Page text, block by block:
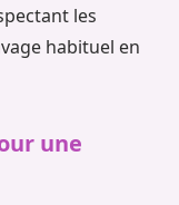
les
habituel en
une